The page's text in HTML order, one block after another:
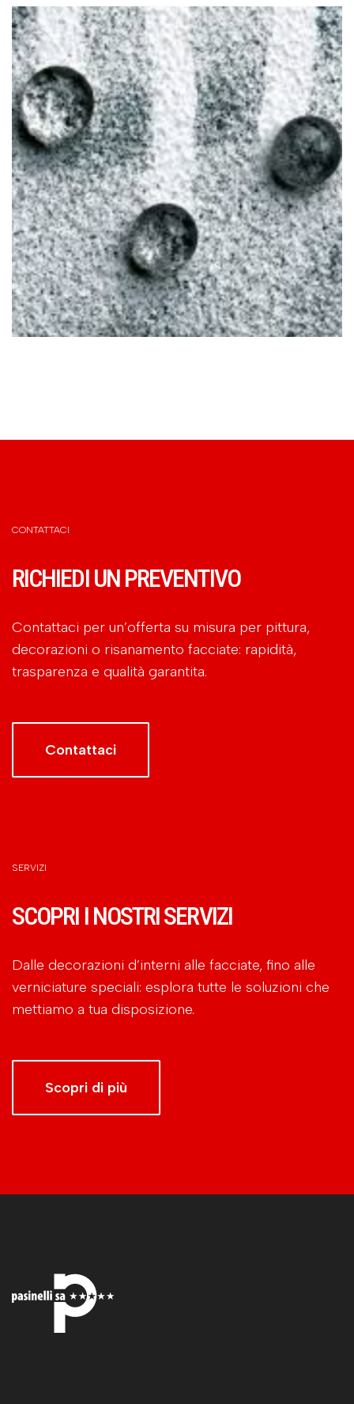
CONTATTACI
RICHIEDI UN PREVENTIVO
Contattaci per un’offerta su misura per pittura,
decorazioni o risanamento facciate: rapidità,
trasparenza e qualità garantita.
Contattaci
SERVIZI
SCOPRI I NOSTRI SERVIZI
Dalle decorazioni d’interni alle facciate, fino alle
verniciature speciali: esplora tutte le soluzioni che
mettiamo a tua disposizione.
Scopri di più